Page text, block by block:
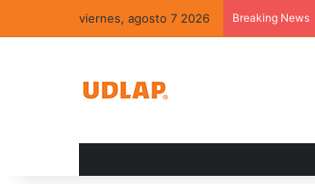
viernes, agosto 7 2026 Breaking News